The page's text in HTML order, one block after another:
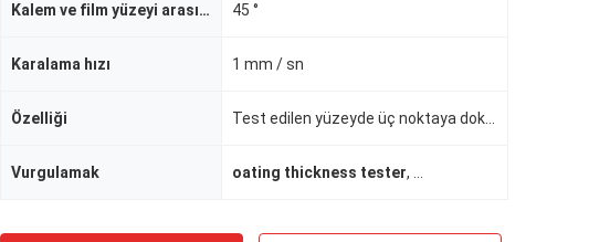
Kalem ve film yüzeyi arasındaki açı 45 °
Karalama hızı 1 mm / sn
Özelliği
Vurgulamak oating thickness tester,